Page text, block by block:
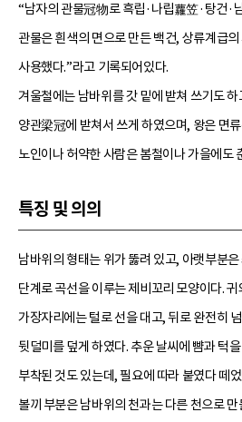
“남자의 관물冠物로 흑립·나립蘿笠·탕건·
관물은 흰색의 면으로 만든 백건, 상류계급
사용했다.”라고 기록되어있다.
겨울철에는 남바위를 갓 밑에 받쳐 쓰기도
양관梁冠에 받쳐서 쓰게 하였으며, 왕은 면
노인이나 허약한 사람은 봄철이나 가을에도
특징 및 의의
남바위의 형태는 위가 뚫려 있고, 아랫부분
단계로 곡선을 이루는 제비꼬리 모양이다.
가장자리에는 털로 선을 대고, 뒤로 완전히
뒷덜미를 덮게 하였다. 추운 날씨에 뺨과 턱
부착된 것도 있는데, 필요에 따라 붙였다 떼
볼끼 부분은 남바위의 천과는 다른 천으로